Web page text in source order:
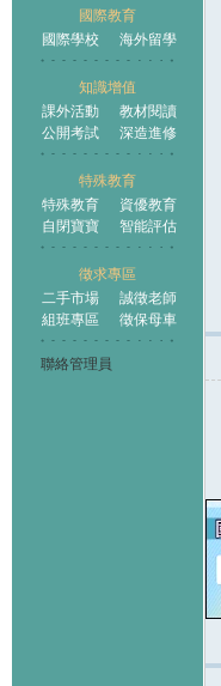
國際教育
國際學校
海外留學
知識增值
課外活動
教材閱讀
公開考試
深造進修
特殊教育
特殊教育
資優教育
自閉寶寶
智能評估
徵求專區
二手市場
誠徵老師
組班專區
徵保母車
聯絡管理員